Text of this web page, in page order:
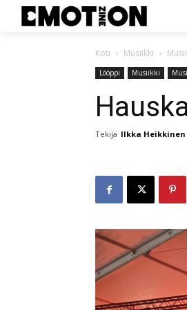
Koti Musiikki
Lööppi Musiikki
Tekijä Ilkka Heikkinen